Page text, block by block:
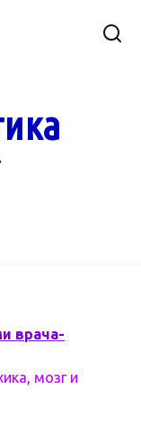
врача-
мозг и